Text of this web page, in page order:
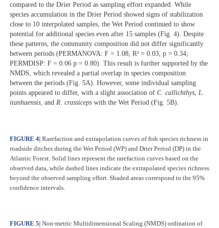
compared to the Drier Period as sampling effort expanded. While
species accumulation in the Drier Period showed signs of stabilization
close to 10 interpolated samples, the Wet Period continued to show
potential for additional species even after 15 samples (Fig. 4). Despite
these patterns, the community composition did not differ significantly
between periods (PERMANOVA: F = 1.08, R² = 0.03, p = 0.34;
PERMDISP: F = 0.06 p = 0.80). This result is further supported by the
NMDS, which revealed a partial overlap in species composition
between the periods (Fig. 5A). However, some individual sampling
points appeared to differ, with a slight association of C. callichthys L.
itanhaensis , and R. crassiceps with the Wet Period (Fig. 5B).
FIGURE 4| Rarefaction and extrapolation curves of fish species richness in
roadside ditches during the Wet Period (WP) and Drier Period (DP) in the
Atlantic Forest. Solid lines represent the rarefaction curves based on the
observed data, while dashed lines indicate the extrapolated species richness
beyond the observed sampling effort. Shaded areas correspond to the 95%
confidence intervals.
FIGURE 5| Non-metric Multidimensional Scaling (NMDS) ordination of